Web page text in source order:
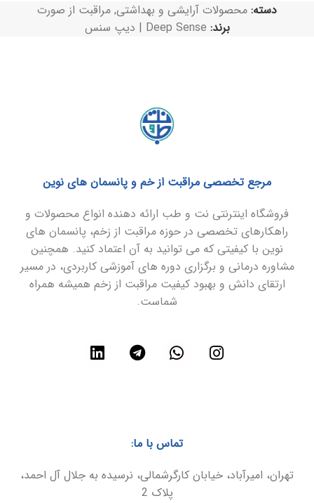
دسته: محصولات آرایشی و بهداشتی, مراقبت از صورت
برند: Deep Sense | دیپ سنس
مرجع تخصصی مراقبت از خم و پانسمان های نوین
فروشگاه اینترنتی نت و طب ارائه دهنده انواع محصولات و
راهکارهای تخصصی در حوزه مراقبت از زخم، پانسمان های
نوین با کیفیتی که می توانید به آن اعتماد کنید. همچنین
مشاوره درمانی و برگزاری دوره های آموزشی کاربردی، در مسیر
ارتقای دانش و بهبود کیفیت مراقبت از زخم همیشه همراه
شماست.
تماس با ما:
تهران، امیرآباد، خیابان کارگرشمالی، نرسیده به جلال آل احمد،
پلاک 2